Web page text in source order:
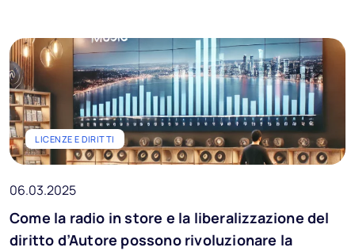
LICENZE E DIRITTI
06.03.2025
Come la radio in store e la liberalizzazione del
diritto d’Autore possono rivoluzionare la